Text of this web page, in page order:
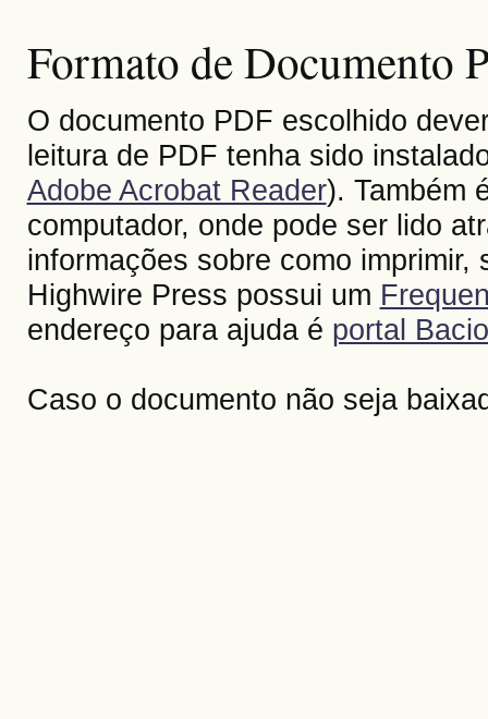
Formato de Documento
O documento PDF escolhido
leitura de PDF tenha sido
Adobe Acrobat Reader). Também
computador, onde pode ser lido
informações sobre como
Highwire Press possui um
endereço para ajuda é portal
Caso o documento não seja